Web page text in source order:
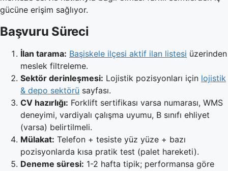
gücüne erişim sağlıyor.
Başvuru Süreci
İlan tarama: Başiskele ilçesi aktif ilan listesi üzerinden
meslek filtreleme.
Sektör derinleşmesi: Lojistik pozisyonları için lojistik
& depo sektörü sayfası.
CV hazırlığı: Forklift sertifikası varsa numarası, WMS
deneyimi, vardiyalı çalışma uyumu, B sınıfı ehliyet
(varsa) belirtilmeli.
Mülakat: Telefon + tesiste yüz yüze + bazı
pozisyonlarda kısa pratik test (palet hareketi).
Deneme süresi: 1-2 hafta tipik; performansa göre